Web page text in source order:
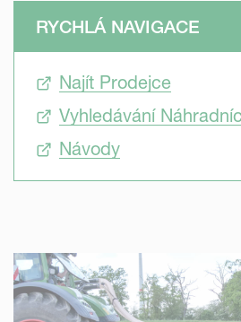
RYCHLÁ NAVIGACE
Najít Prodejce
Vyhledávání
Návody